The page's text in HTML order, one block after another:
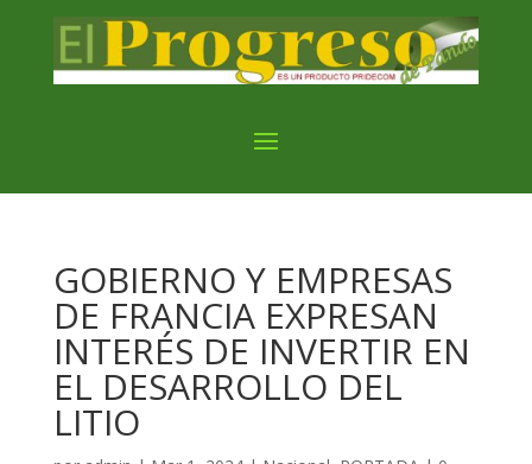
GOBIERNO Y EMPRESAS
DE FRANCIA EXPRESAN
INTERÉS DE INVERTIR EN
EL DESARROLLO DEL
LITIO